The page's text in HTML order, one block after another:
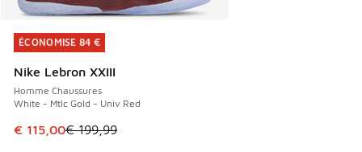
ÉCONOMISE 84 €
Nike Lebron XXIII
Homme Chaussures
White - Mtlc Gold - Univ Red
Cet article est en promotion. Prix en baisse de € 199,99 à
€ 115,00€ 199,99
ÉCONOMISE 84 €